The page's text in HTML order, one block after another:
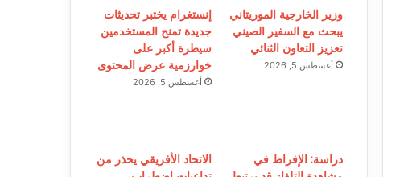
وزير الخارجية الموريتاني
يبحث مع السفير الصيني
تعزيز التعاون الثنائي
أغسطس 5, 2026
إنستغرام يختبر تحديثات
جديدة تمنح المستخدمين
سيطرة أكبر على
خوارزمية عرض المحتوى
أغسطس 5, 2026
دراسة: الإفراط في
الاتحاد الأفريقي يحذر من